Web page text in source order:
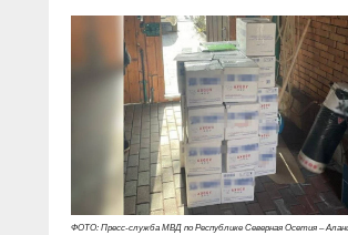
Документальные фильмы
В знании сила
Специальный репортаж
КиберПОСТОВОЙ
Газета «Щит и меч»
Журнал «Полиция России»
О ПОРТАЛЕ
Контакты
Вакансии
ФОТО: Пресс-служба МВД по Республике Северная Осетия –